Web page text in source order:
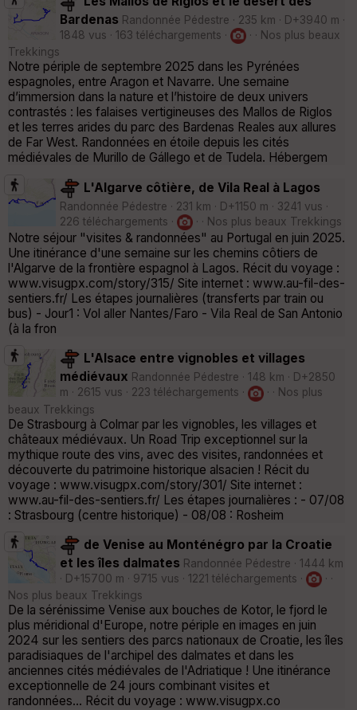
Bardenas Randonnée Pédestre · 235 km · D+3940 m ·
1848 vus · 163 téléchargements ·
· · Nos plus beaux
Trekkings
Notre périple de septembre 2025 dans les Pyrénées
espagnoles, entre Aragon et Navarre. Une semaine
d’immersion dans la nature et l’histoire de deux univers
contrastés : les falaises vertigineuses des Mallos de Riglos
et les terres arides du parc des Bardenas Reales aux allures
de Far West. Randonnées en étoile depuis les cités
médiévales de Murillo de Gállego et de Tudela. Hébergem
L'Algarve côtière, de Vila Real à Lagos
Randonnée Pédestre · 231 km · D+1150 m · 3241 vus ·
226 téléchargements ·
· · Nos plus beaux Trekkings
Notre séjour "visites & randonnées" au Portugal en juin 2025.
Une itinérance d'une semaine sur les chemins côtiers de
l'Algarve de la frontière espagnol à Lagos. Récit du voyage :
www.visugpx.com/story/315/ Site internet : www.au-fil-des-
sentiers.fr/ Les étapes journalières (transferts par train ou
bus) - Jour1 : Vol aller Nantes/Faro - Vila Real de San Antonio
(à la fron
L'Alsace entre vignobles et villages
médiévaux Randonnée Pédestre · 148 km · D+2850
m · 2615 vus · 223 téléchargements ·
· · Nos plus
beaux Trekkings
De Strasbourg à Colmar par les vignobles, les villages et
châteaux médiévaux. Un Road Trip exceptionnel sur la
mythique route des vins, avec des visites, randonnées et
découverte du patrimoine historique alsacien ! Récit du
voyage : www.visugpx.com/story/301/ Site internet :
www.au-fil-des-sentiers.fr/ Les étapes journalières : - 07/08
: Strasbourg (centre historique) - 08/08 : Rosheim
de Venise au Monténégro par la Croatie
et les îles dalmates Randonnée Pédestre · 1444 km
· D+15700 m · 9715 vus · 1221 téléchargements ·
· ·
Nos plus beaux Trekkings
De la sérénissime Venise aux bouches de Kotor, le fjord le
plus méridional d'Europe, notre périple en images en juin
2024 sur les sentiers des parcs nationaux de Croatie, les îles
paradisiaques de l'archipel des dalmates et dans les
anciennes cités médiévales de l'Adriatique ! Une itinérance
exceptionnelle de 24 jours combinant visites et
randonnées... Récit du voyage : www.visugpx.co